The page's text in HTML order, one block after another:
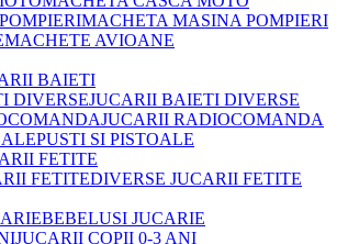
MACHETA MASINA POMPIERI
MACHETE AVIOANE
BAIETI
JUCARII BAIETI DIVERSE
JUCARII RADIOCOMANDA
PUSTI SI PISTOALE
FETITE
DIVERSE JUCARII FETITE
BEBELUSI JUCARIE
JUCARII COPII 0-3 ANI